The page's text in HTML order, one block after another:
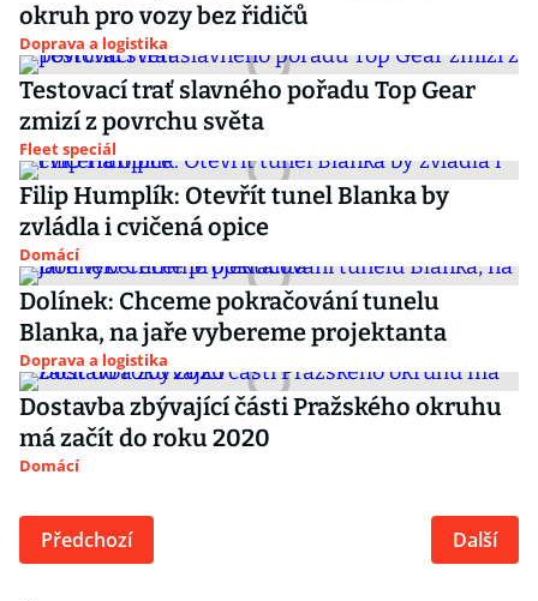
okruh pro vozy bez řidičů
Doprava a logistika
Testovací trať slavného pořadu Top Gear
zmizí z povrchu světa
Fleet speciál
Filip Humplík: Otevřít tunel Blanka by
zvládla i cvičená opice
Domácí
Dolínek: Chceme pokračování tunelu
Blanka, na jaře vybereme projektanta
Doprava a logistika
Dostavba zbývající části Pražského okruhu
má začít do roku 2020
Domácí
Předchozí Další